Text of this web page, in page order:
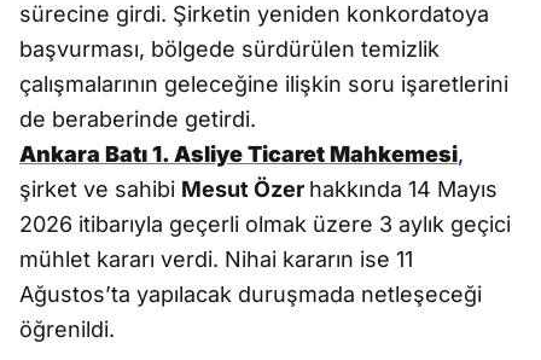
sürecine girdi. Şirketin yeniden konkordatoya
başvurması, bölgede sürdürülen temizlik
çalışmalarının geleceğine ilişkin soru işaretlerini
de beraberinde getirdi.
Ankara Batı 1. Asliye Ticaret Mahkemesi,
şirket ve sahibi Mesut Özer hakkında 14 Mayıs
2026 itibarıyla geçerli olmak üzere 3 aylık geçici
mühlet kararı verdi. Nihai kararın ise 11
Ağustos’ta yapılacak duruşmada netleşeceği
öğrenildi.